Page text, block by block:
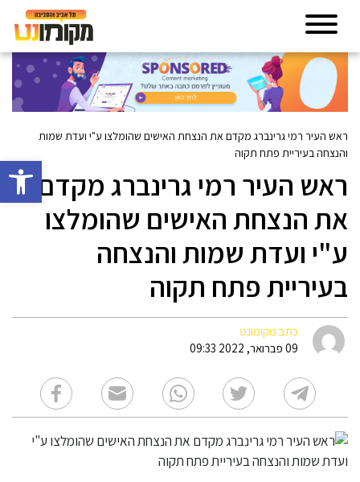
פתח
ראש העיר רמי גרינברג מקדם את הנצחת האישים שהומלצו ע"י ועדת שמות
והנצחה בעיריית פתח תקוה
ראש העיר רמי גרינברג מקדם
את הנצחת האישים שהומלצו
ע"י ועדת שמות והנצחה
בעיריית פתח תקוה
כתב מקומונט
09 פברואר, 2022 09:33